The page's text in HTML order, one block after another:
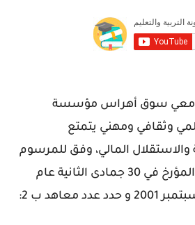
سوق أهراس مؤسسة
وثقافي ومهني يتمتع
المالي، وفق للمرسوم
التنفيذي رقم 01-279 المؤرخ في 30 جمادى الثانية عام